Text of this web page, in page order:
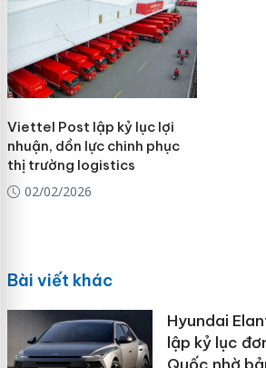
Viettel Post lập kỷ lục lợi
nhuận, dồn lực chinh phục
thị trường logistics
02/02/2026
Bài viết khác
Hyundai
lập kỷ lục